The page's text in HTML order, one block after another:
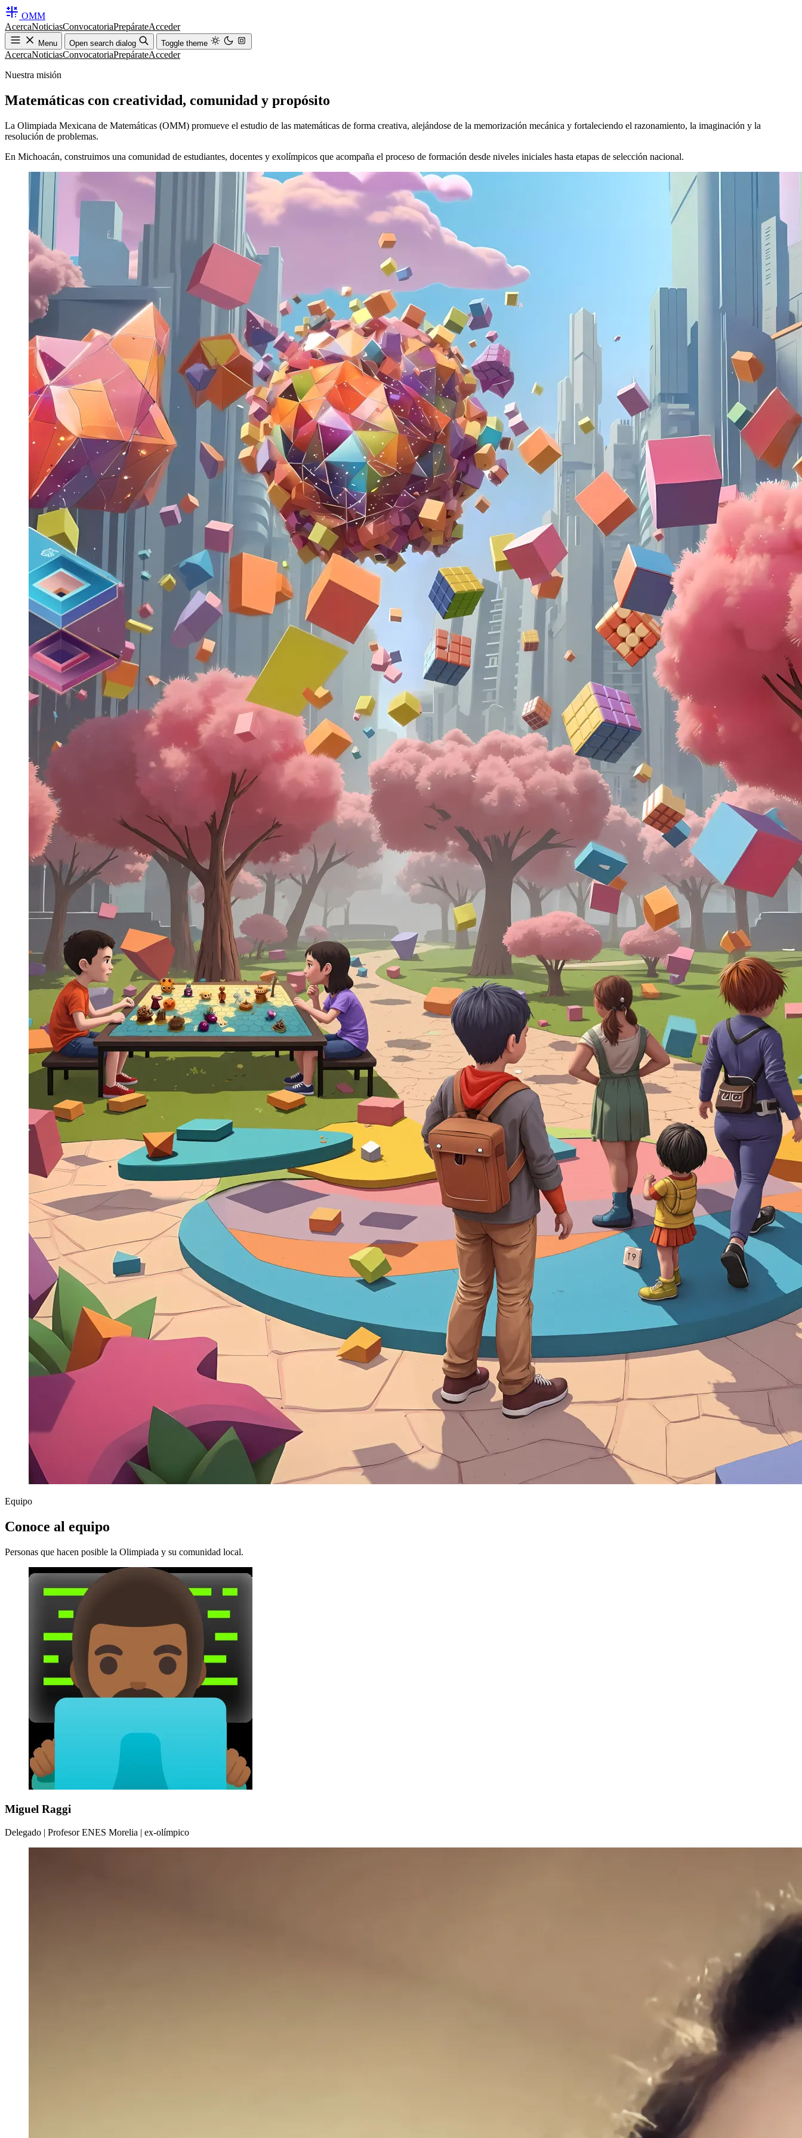
OMM
AcercaNoticiasConvocatoriaPrepárateAcceder
Menu Open search dialog Toggle theme
AcercaNoticiasConvocatoriaPrepárateAcceder
BÚSQUEDA
Encuentra cualquier cosa en el sitio
Nuestra misión
Matemáticas con creatividad, comunidad y propósito
La Olimpiada Mexicana de Matemáticas (OMM) promueve el estudio de las matemáticas de forma creativa, alejándose de la memorización mecánica y fortaleciendo el razonamiento, la imaginación y la
resolución de problemas.
En Michoacán, construimos una comunidad de estudiantes, docentes y exolímpicos que acompaña el proceso de formación desde niveles iniciales hasta etapas de selección nacional.
Equipo
Conoce al equipo
Personas que hacen posible la Olimpiada y su comunidad local.
Miguel Raggi
Delegado | Profesor ENES Morelia | ex-olímpico